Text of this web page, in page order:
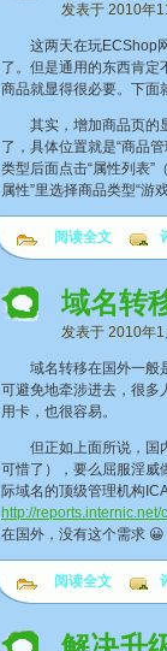
发表于 2010年
这两天在玩ECShop网
了。但是通用的东西肯定
商品就显得很必要。下面
其实，增加商品页的显
了，具体位置就是“商品
类型后面点击“属性列表”
属性”里选择商品类型“游
阅读全文 评
域名转
发表于 2010年
域名转移在国外一般是
可避免地牵涉进去，很多
用卡，也很容易。
但正如上面所说，国内
可惜了），要么屈服淫威
际域名的顶级管理机构
http://
在国外，没有这个需求 😀
阅读全文 评